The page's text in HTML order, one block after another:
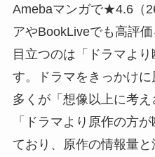
Amebaマンガで★4.6（
アやBookLiveでも高評
目立つのは「ドラマよ
す。ドラマをきっかけ
多くが「想像以上に考え
「ドラマより原作の方
ており、原作の情報量